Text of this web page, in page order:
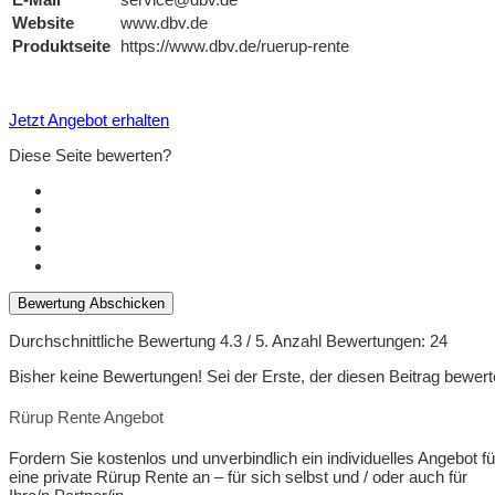
Website
www.dbv.de
Produktseite https://www.dbv.de/ruerup-rente
Jetzt Angebot erhalten
Diese Seite bewerten?
Bewertung Abschicken
Durchschnittliche Bewertung 4.3 / 5. Anzahl Bewertungen: 24
Bisher keine Bewertungen! Sei der Erste, der diesen Beitrag
Rürup Rente Angebot
Fordern Sie kostenlos und unverbindlich ein individuelles Angebot
eine private Rürup Rente an – für sich selbst und / oder auch für